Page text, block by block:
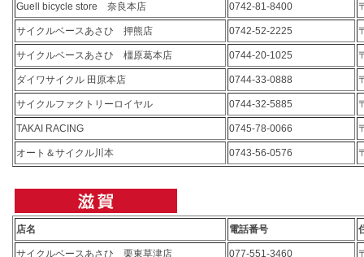
Guell bicycle store 奈良本店 0742-81-8400
サイクルベースあさひ 押熊店 0742-52-2225
サイクルベースあさひ 橿原葛本店 0744-20-1025
ダイワサイクル 田原本店 0744-33-0888
サイクルファクトリーロイヤル 0744-32-5885
TAKAI RACING 0745-78-0066
オート＆サイクル川本 0743-56-0576
店名 電話番号
サイクルベースあさひ 栗東草津店 077-551-3460